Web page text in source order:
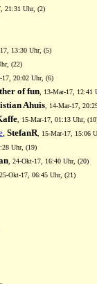
21:31 Uhr, (2)
17, 13:30 Uhr, (5)
(22)
17, 20:02 Uhr, (6)
of fun , 13-Mar-17, 12:41
Ahuis , 14-Mar-17,
, 15-Mar-17, 01:13 Uhr,
, StefanR , 15-Mar-17, 15:06
Uhr, (19)
, 24-Okt-17, 16:40 Uhr, (20)
25-Okt-17, 06:45 Uhr, (21)